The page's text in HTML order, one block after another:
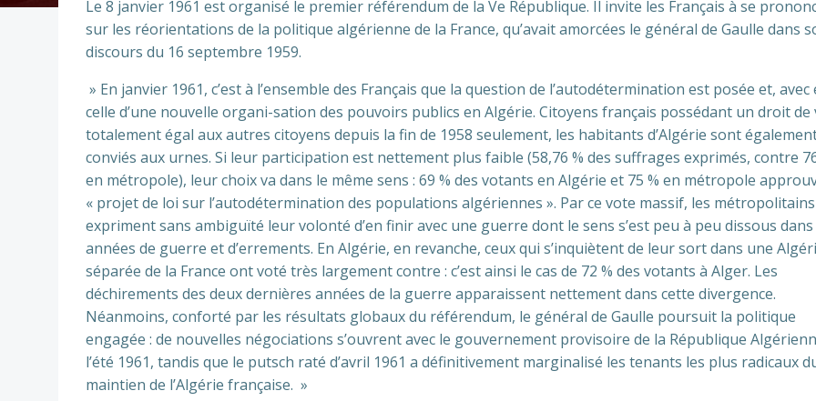
Le 8 janvier 1961 est organisé le premier référendum de la Ve République. Il invite les Français à se
sur les réorientations de la politique algérienne de la France, qu’avait amorcées le général de Gaulle dans
discours du 16 septembre 1959.
» En janvier 1961, c’est à l’ensemble des Français que la question de l’autodétermination est posée et, avec
celle d’une nouvelle organi-sation des pouvoirs publics en Algérie. Citoyens français possédant un droit de
totalement égal aux autres citoyens depuis la fin de 1958 seulement, les habitants d’Algérie sont
conviés aux urnes. Si leur participation est nettement plus faible (58,76 % des suffrages exprimés, contre
en métropole), leur choix va dans le même sens : 69 % des votants en Algérie et 75 % en métropole
« projet de loi sur l’autodétermination des populations algériennes ». Par ce vote massif, les métropolitains
expriment sans ambiguïté leur volonté d’en finir avec une guerre dont le sens s’est peu à peu dissous
années de guerre et d’errements. En Algérie, en revanche, ceux qui s’inquiètent de leur sort dans une
séparée de la France ont voté très largement contre : c’est ainsi le cas de 72 % des votants à Alger. Les
déchirements des deux dernières années de la guerre apparaissent nettement dans cette divergence.
Néanmoins, conforté par les résultats globaux du référendum, le général de Gaulle poursuit la politique
engagée : de nouvelles négociations s’ouvrent avec le gouvernement provisoire de la République
l’été 1961, tandis que le putsch raté d’avril 1961 a définitivement marginalisé les tenants les plus radicaux
maintien de l’Algérie française. »